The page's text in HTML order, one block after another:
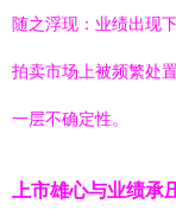
随之浮现：业绩出现
拍卖市场上被频繁处
一层不确定性。
上市雄心与业绩承